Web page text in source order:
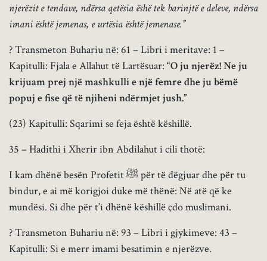
njerëzit e tendave, ndërsa qetësia ëshë tek barinjtë e deleve, ndërsa
imani është jemenas, e urtësia është jemenase.”
? Transmeton Buhariu në: 61 – Libri i meritave: 1 –
Kapitulli: Fjala e Allahut të Lartësuar: “O ju njerëz! Ne ju
krijuam prej një mashkulli e një femre dhe ju bëmë
popuj e fise që të njiheni ndërmjet jush.”
(23) Kapitulli: Sqarimi se feja është këshillë.
35 – Hadithi i Xherir ibn Abdilahut i cili thotë:
I kam dhënë besën Profetit ﷺ për të dëgjuar dhe për tu
bindur, e ai më korigjoi duke më thënë: Në atë që ke
mundësi. Si dhe për t’i dhënë këshillë çdo muslimani.
? Transmeton Buhariu në: 93 – Libri i gjykimeve: 43 –
Kapitulli: Si e merr imami besatimin e njerëzve.